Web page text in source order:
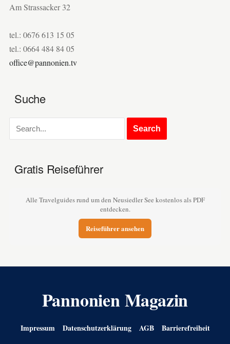
Am Strassacker 32
tel.: 0676 613 15 05
tel.: 0664 484 84 05
office@pannonien.tv
Suche
Gratis Reiseführer
Alle Travelguides rund um den Neusiedler See kostenlos als PDF
entdecken.
Reiseführer ansehen
Pannonien Magazin
Impressum Datenschutzerklärung AGB Barrierefreiheit